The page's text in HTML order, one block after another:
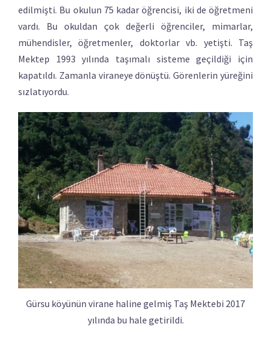
edilmişti. Bu okulun 75 kadar öğrencisi, iki de öğretmeni
vardı. Bu okuldan çok değerli öğrenciler, mimarlar,
mühendisler, öğretmenler, doktorlar vb. yetişti. Taş
Mektep 1993 yılında taşımalı sisteme geçildiği için
kapatıldı. Zamanla viraneye dönüştü. Görenlerin yüreğini
sızlatıyordu.
Gürsu köyünün virane haline gelmiş Taş Mektebi 2017
yılında bu hale getirildi.